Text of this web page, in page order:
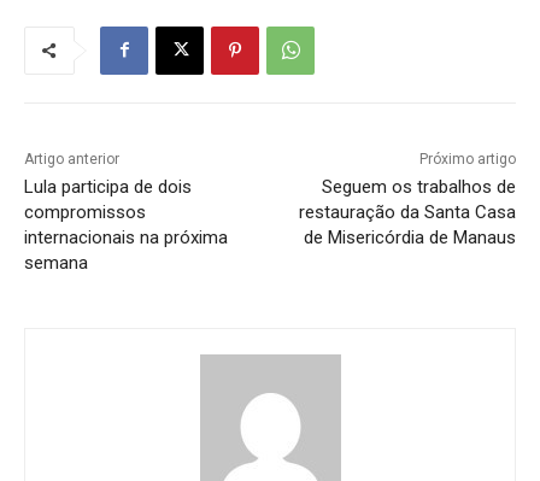
Artigo anterior
Lula participa de dois
compromissos
internacionais na próxima
semana
Próximo artigo
Seguem os trabalhos de
restauração da Santa Casa
de Misericórdia de Manaus